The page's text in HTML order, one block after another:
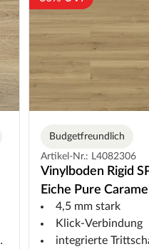
Budgetfreundlich
Artikel-Nr.: L4082306
Vinylboden Rigid
Eiche Pure Caramel
Landhausdiele
4,5 mm stark
Klick-Verbindung
integrierte